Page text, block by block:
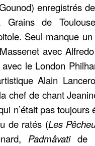
enregistrés
Grains de
Seul manque
avec
le London
Alain
chef de chant
n’était pas
de ratés (Les
Padmâvati de